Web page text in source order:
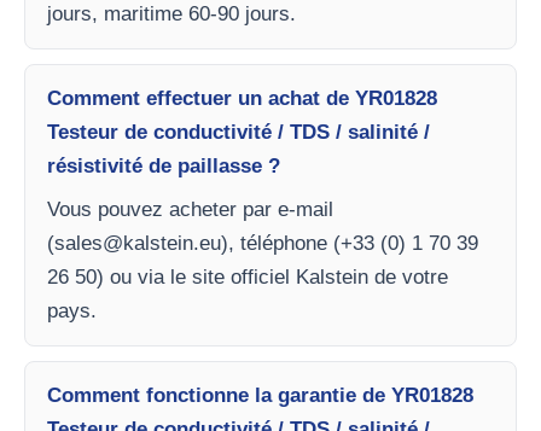
jours, maritime 60-90 jours.
Comment effectuer un achat de YR01828
Testeur de conductivité / TDS / salinité /
résistivité de paillasse ?
Vous pouvez acheter par e-mail
(sales@kalstein.eu), téléphone (+33 (0) 1 70 39
26 50) ou via le site officiel Kalstein de votre
pays.
Comment fonctionne la garantie de YR01828